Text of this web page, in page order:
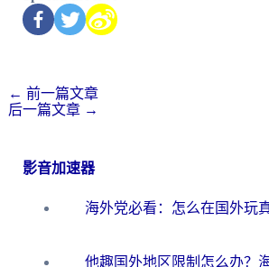
← 前一篇文章
后一篇文章 →
影音加速器